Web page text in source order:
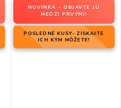
NOVINKA – OBJAVTE JU
MEDZI PRVÝMI!
POSLEDNÉ KUSY- ZÍSKAJTE
ICH KÝM MÔŽETE!